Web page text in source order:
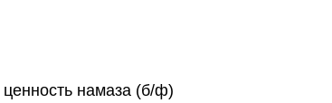
ценность намаза (б/ф)